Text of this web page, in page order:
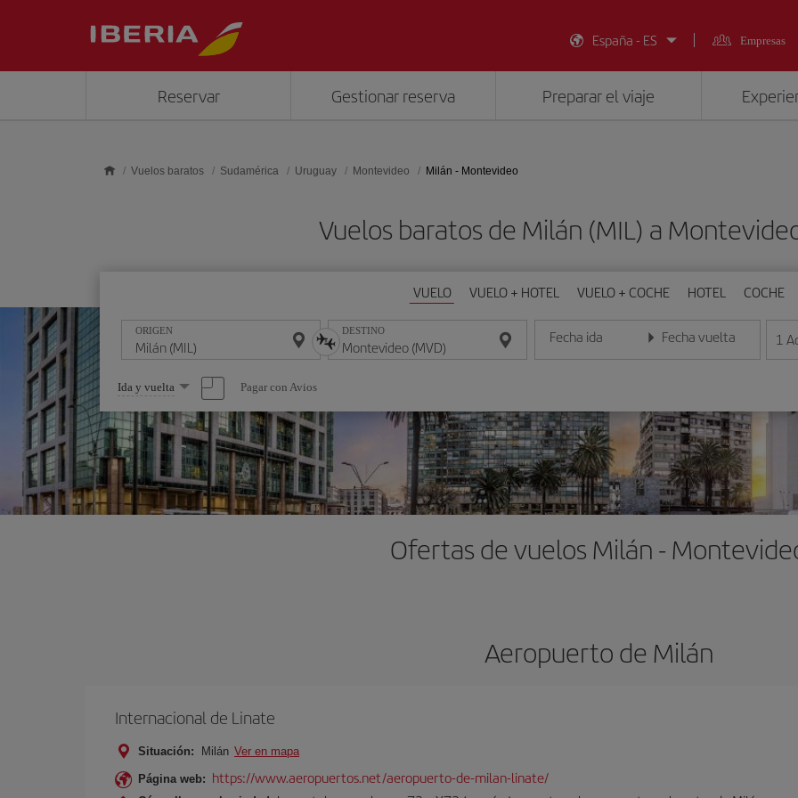
España - ES
Empresas
Reservar Gestionar reserva Preparar el viaje
Vuelos baratos Sudamérica Uruguay Montevideo Milán - Montevideo
Vuelos baratos de Milán (MIL) a
VUELO VUELO + HOTEL VUELO + COCHE HOTEL COCHE
ORIGEN DESTINO Fecha ida
Introduce la fecha en formato día/mes/año
Fecha vuelta
Introduce la fecha en 1
Seleccione
una
opción
Ida y vuelta Pagar con Avios
Ofertas de vuelos Milán -
Aeropuerto de Milán
Internacional de Linate
Situación: Milán Ver en mapa
Página web: https://www.aeropuertos.net/aeropuerto-de-milan-linate/